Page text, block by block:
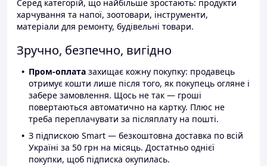
Серед категорій, що найбільше зростають: продукти
харчування та напої, зоотовари, інструменти,
матеріали для ремонту, будівельні товари.
Зручно, безпечно, вигідно
Пром-оплата захищає кожну покупку: продавець
отримує кошти лише після того, як покупець огляне і
забере замовлення. Щось не так — гроші
повертаються автоматично на картку. Плюс не
треба переплачувати за післяплату на пошті.
З підпискою Smart — безкоштовна доставка по всій
Україні за 50 грн на місяць. Достатньо однієї
покупки, щоб підписка окупилась.